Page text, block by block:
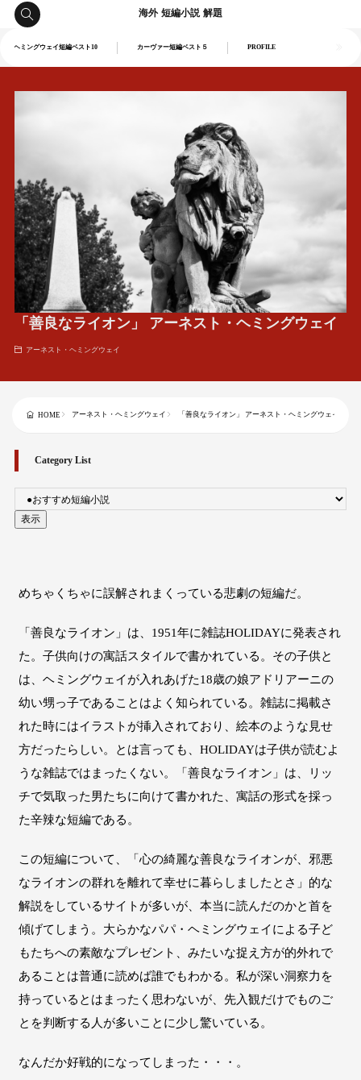
海外 短編小説 解題
ヘミングウェイ短編ベスト10 カーヴァー短編ベスト５ PROFILE
「善良なライオン」 アーネスト・ヘミングウェイ
アーネスト・ヘミングウェイ
HOME アーネスト・ヘミングウェイ 「善良なライオン」 アーネスト・ヘミングウェイ
Category List
めちゃくちゃに誤解されまくっている悲劇の短編だ。
「善良なライオン」は、1951年に雑誌HOLIDAYに発表され
た。子供向けの寓話スタイルで書かれている。その子供と
は、ヘミングウェイが入れあげた18歳の娘アドリアーニの
幼い甥っ子であることはよく知られている。雑誌に掲載さ
れた時にはイラストが挿入されており、絵本のような見せ
方だったらしい。とは言っても、HOLIDAYは子供が読むよ
うな雑誌ではまったくない。「善良なライオン」は、リッ
チで気取った男たちに向けて書かれた、寓話の形式を採っ
た辛辣な短編である。
この短編について、「心の綺麗な善良なライオンが、邪悪
なライオンの群れを離れて幸せに暮らしましたとさ」的な
解説をしているサイトが多いが、本当に読んだのかと首を
傾げてしまう。大らかなパパ・ヘミングウェイによる子ど
もたちへの素敵なプレゼント、みたいな捉え方が的外れで
あることは普通に読めば誰でもわかる。私が深い洞察力を
持っているとはまったく思わないが、先入観だけでものご
とを判断する人が多いことに少し驚いている。
なんだか好戦的になってしまった・・・。